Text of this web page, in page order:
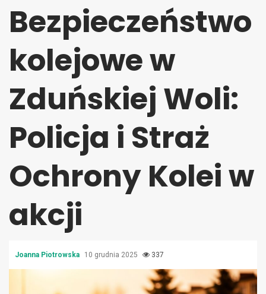
Bezpieczeństwo
kolejowe w
Zduńskiej Woli:
Policja i Straż
Ochrony Kolei w
akcji
Joanna Piotrowska 10 grudnia 2025 337